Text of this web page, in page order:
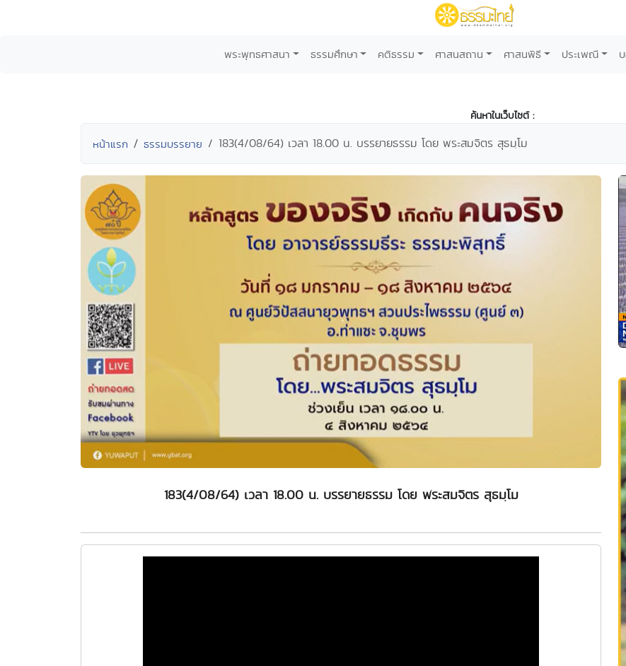
พระพุทธศาสนา ธรรมศึกษา คติธรรม ศาสนสถาน ศาสนพิธี ประเพณี
ค้นหาในเว็บไซต์ :
หน้าแรก ธรรมบรรยาย 183(4/08/64) เวลา 18.00 น. บรรยายธรรม โดย พระสมจิตร สุธมฺโม
183(4/08/64) เวลา 18.00 น. บรรยายธรรม โดย พระสมจิตร สุธมฺโม